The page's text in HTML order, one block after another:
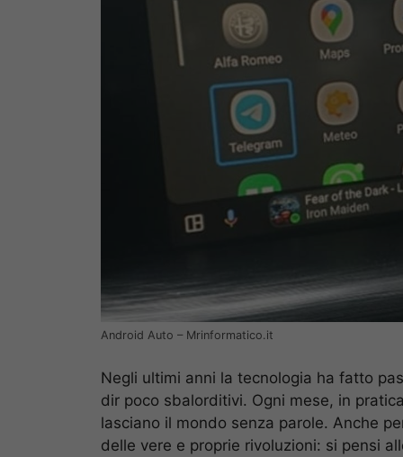
Android Auto – Mrinformatico.it
Negli ultimi anni la tecnologia ha fatto
dir poco sbalorditivi. Ogni mese, in
lasciano il mondo senza parole. Anche
delle vere e proprie rivoluzioni: si pensi